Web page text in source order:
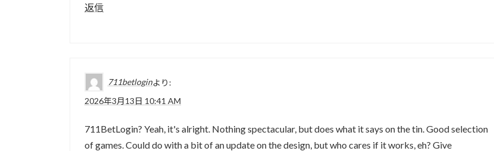
返信
711betloginより:
2026年3月13日 10:41 AM
711BetLogin? Yeah, it's alright. Nothing spectacular, but does what it says on the tin. Good selection
of games. Could do with a bit of an update on the design, but who cares if it works, eh? Give